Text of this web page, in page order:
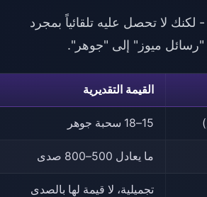
لكنك لا تحصل عليه تلقائياً بمجرد
"رسائل ميوز" إلى "جوهر".
القيمة التقديرية
15–18 سحبة جوهر
ما يعادل 500–800 صدى
تجميلية، لا قيمة لها بالصدى